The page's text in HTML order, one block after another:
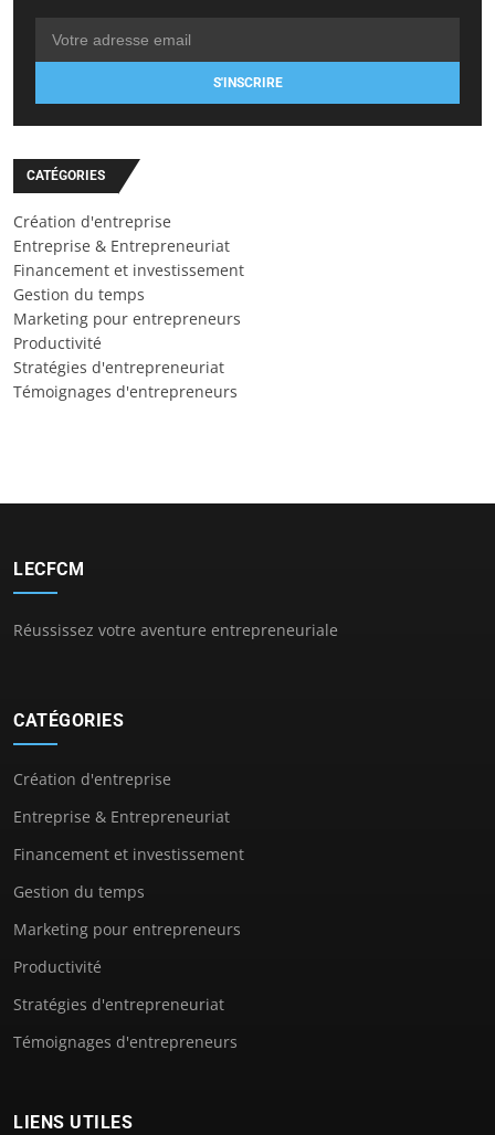
S'INSCRIRE
CATÉGORIES
Création d'entreprise
Entreprise & Entrepreneuriat
Financement et investissement
Gestion du temps
Marketing pour entrepreneurs
Productivité
Stratégies d'entrepreneuriat
Témoignages d'entrepreneurs
LECFCM
Réussissez votre aventure entrepreneuriale
CATÉGORIES
Création d'entreprise
Entreprise & Entrepreneuriat
Financement et investissement
Gestion du temps
Marketing pour entrepreneurs
Productivité
Stratégies d'entrepreneuriat
Témoignages d'entrepreneurs
LIENS UTILES